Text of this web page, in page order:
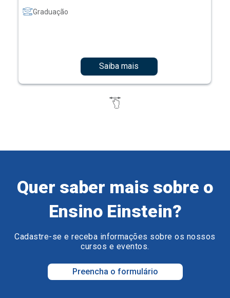
Graduação
Saiba mais
Quer saber mais sobre o
Ensino Einstein?
Cadastre-se e receba informações sobre os nossos
cursos e eventos.
Preencha o formulário